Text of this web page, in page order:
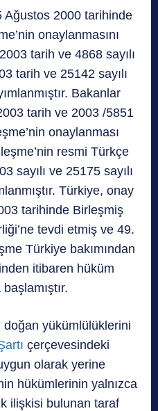
Ağustos 2000 tarihinde
onaylanmasını
tarih ve 4868 sayılı
tarih ve 25142 sayılı
Bakanlar
tarih ve 2003 /5851
onaylanması
resmi Türkçe
sayılı ve 25175 sayılı
Türkiye, onay
tarihinde Birleşmiş
tevdi etmiş ve 49.
Türkiye bakımından
itibaren hüküm
doğan yükümlülüklerini
çerçevesindeki
olarak yerine
hükümlerinin yalnızca
ilişkisi bulunan taraf